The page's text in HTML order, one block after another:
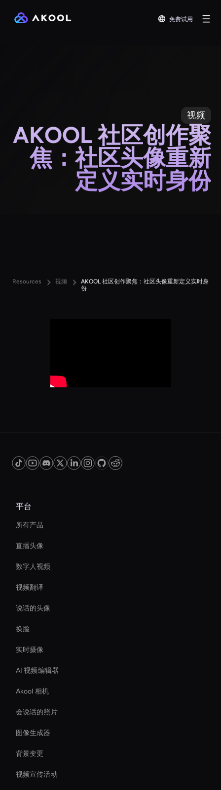
免费试用
视频
AKOOL 社区创作聚
焦：社区头像重新
定义实时身份
Resources 视频
AKOOL 社区创作聚焦：社区头像重新定义实时身
份
平台
所有产品
直播头像
数字人视频
视频翻译
说话的头像
换脸
实时摄像
AI 视频编辑器
Akool 相机
会说话的照片
图像生成器
背景变更
视频宣传活动